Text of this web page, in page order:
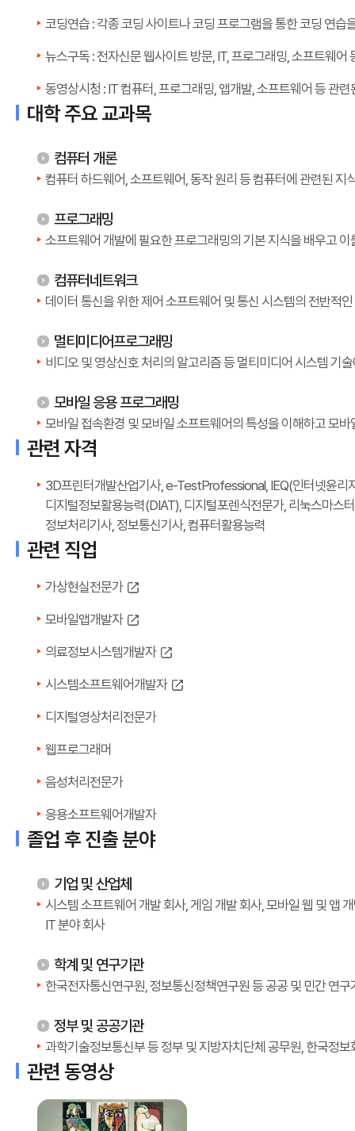
코딩연습 : 각종 코딩 사이트나 코딩 프로그램을 통한 코딩 연
뉴스구독 : 전자신문 웹사이트 방문, IT, 프로그래밍, 소프트웨
동영상시청 : IT 컴퓨터, 프로그래밍, 앱개발, 소프트웨어 등 관
대학 주요 교과목
컴퓨터 개론
컴퓨터 하드웨어, 소프트웨어, 동작 원리 등 컴퓨터에 관련된 지
프로그래밍
소프트웨어 개발에 필요한 프로그래밍의 기본 지식을 배우고
컴퓨터네트워크
데이터 통신을 위한 제어 소프트웨어 및 통신 시스템의 전반적
멀티미디어프로그래밍
비디오 및 영상신호 처리의 알고리즘 등 멀티미디어 시스템 기
모바일 응용 프로그래밍
모바일 접속환경 및 모바일 소프트웨어의 특성을 이해하고 모
관련 자격
3D프린터개발산업기사, e-TestProfessional, IEQ(인터넷윤리
디지털정보활용능력(DIAT), 디지털포렌식전문가, 리눅스마
정보처리기사, 정보통신기사, 컴퓨터활용능력
관련 직업
가상현실전문가
모바일앱개발자
의료정보시스템개발자
시스템소프트웨어개발자
디지털영상처리전문가
웹프로그래머
음성처리전문가
응용소프트웨어개발자
졸업 후 진출 분야
기업 및 산업체
시스템 소프트웨어 개발 회사, 게임 개발 회사, 모바일 웹 및 앱
IT 분야 회사
학계 및 연구기관
한국전자통신연구원, 정보통신정책연구원 등 공공 및 민간 연구
정부 및 공공기관
과학기술정보통신부 등 정부 및 지방자치단체 공무원, 한국정
관련 동영상